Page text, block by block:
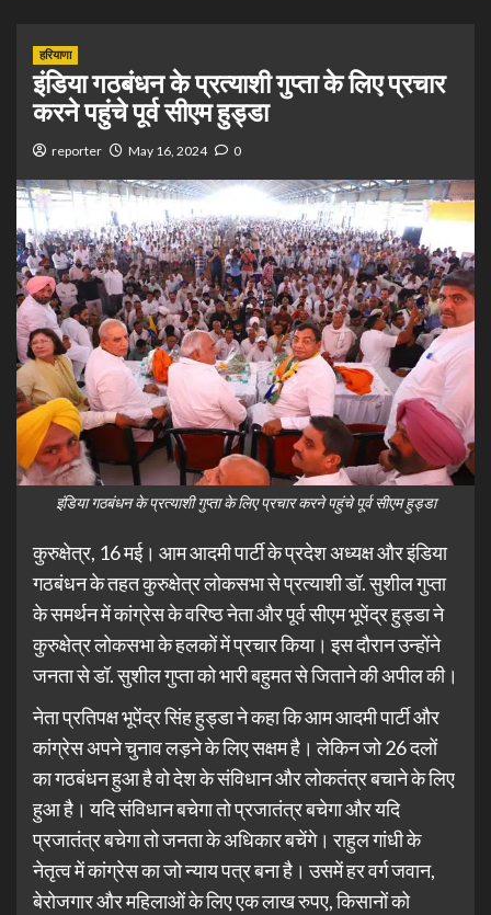
हरियाणा
इंडिया गठबंधन के प्रत्याशी गुप्ता के लिए प्रचार
करने पहुंचे पूर्व सीएम हुड्डा
reporter May 16, 2024 0
इंडिया गठबंधन के प्रत्याशी गुप्ता के लिए प्रचार करने पहुंचे पूर्व सीएम हुड्डा
कुरुक्षेत्र, 16 मई। आम आदमी पार्टी के प्रदेश अध्यक्ष और इंडिया
गठबंधन के तहत कुरुक्षेत्र लोकसभा से प्रत्याशी डॉ. सुशील गुप्ता
के समर्थन में कांग्रेस के वरिष्ठ नेता और पूर्व सीएम भूपेंद्र हुड्डा ने
कुरुक्षेत्र लोकसभा के हलकों में प्रचार किया। इस दौरान उन्होंने
जनता से डॉ. सुशील गुप्ता को भारी बहुमत से जिताने की अपील की।
नेता प्रतिपक्ष भूपेंद्र सिंह हुड्डा ने कहा कि आम आदमी पार्टी और
कांग्रेस अपने चुनाव लड़ने के लिए सक्षम है। लेकिन जो 26 दलों
का गठबंधन हुआ है वो देश के संविधान और लोकतंत्र बचाने के लिए
हुआ है। यदि संविधान बचेगा तो प्रजातंत्र बचेगा और यदि
प्रजातंत्र बचेगा तो जनता के अधिकार बचेंगे। राहुल गांधी के
नेतृत्व में कांग्रेस का जो न्याय पत्र बना है। उसमें हर वर्ग जवान,
बेरोजगार और महिलाओं के लिए एक लाख रुपए, किसानों को